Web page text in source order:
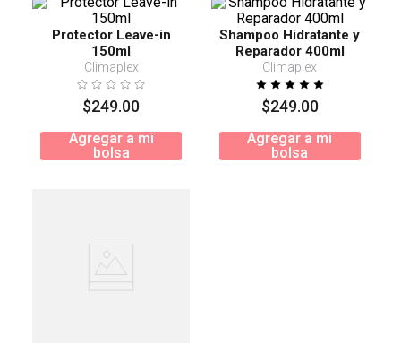
Protector Leave-in
150ml
Climaplex
$249.00
Agregar a mi
bolsa
Shampoo Hidratante y
Reparador 400ml
Climaplex
$249.00
Agregar a mi
bolsa